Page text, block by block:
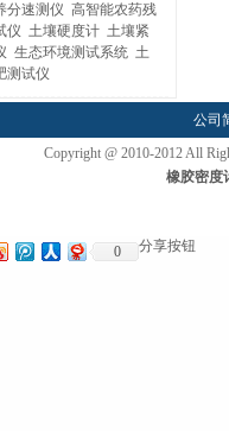
分速测仪 高智能农药残
仪 土壤硬度计 土壤紧
生态环境测试系统 土
测试仪
公司
Copyright @ 2010-2012 All
橡胶密度
0 分享按钮